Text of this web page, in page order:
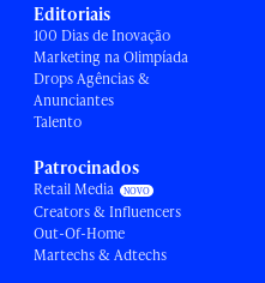
Editoriais
100 Dias de Inovação
Marketing na Olimpíada
Drops Agências &
Anunciantes
Talento
Patrocinados
Retail Media
Creators & Influencers
Out-Of-Home
Martechs & Adtechs